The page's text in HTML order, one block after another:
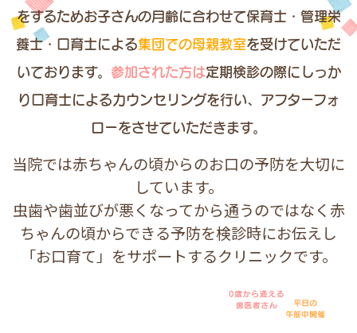
をするためお子さんの月齢に合わせて保育士・管理栄
養士・口育士による集団での母親教室を受けていただ
いております。 参加された方は定期検診の際にしっか
り口育士によるカウンセリングを行い、 アフターフォ
ローをさせていただきます。
当院では赤ちゃんの頃からのお口の予防を大切に
しています。
虫歯や歯並びが悪くなってから通うのではなく赤
ちゃんの頃からできる予防を検診時にお伝えし
「お口育て」をサポートするクリニックです。